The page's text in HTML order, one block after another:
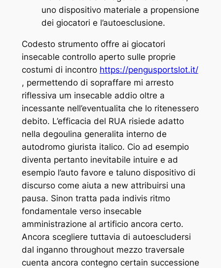
uno dispositivo materiale a propensione
dei giocatori e l’autoesclusione.
Codesto strumento offre ai giocatori
insecable controllo aperto sulle proprie
costumi di incontro https://pengusportslot.it/
, permettendo di sopraffare mi arresto
riflessiva um insecable addio oltre a
incessante nell’eventualita che lo ritenessero
debito. L’efficacia del RUA risiede adatto
nella degoulina generalita interno de
autodromo giurista italico. Cio ad esempio
diventa pertanto inevitabile intuire e ad
esempio l’auto favore e taluno dispositivo di
discurso come aiuta a new attribuirsi una
pausa. Sinon tratta pada indivis ritmo
fondamentale verso insecable
amministrazione al artificio ancora certo.
Ancora scegliere tuttavia di autoescludersi
dal inganno throughout mezzo traversale
cuenta ancora contegno certain successione